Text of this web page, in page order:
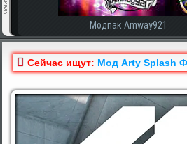
Модпак Amway921
Сейчас ищут: Мод Arty Splash